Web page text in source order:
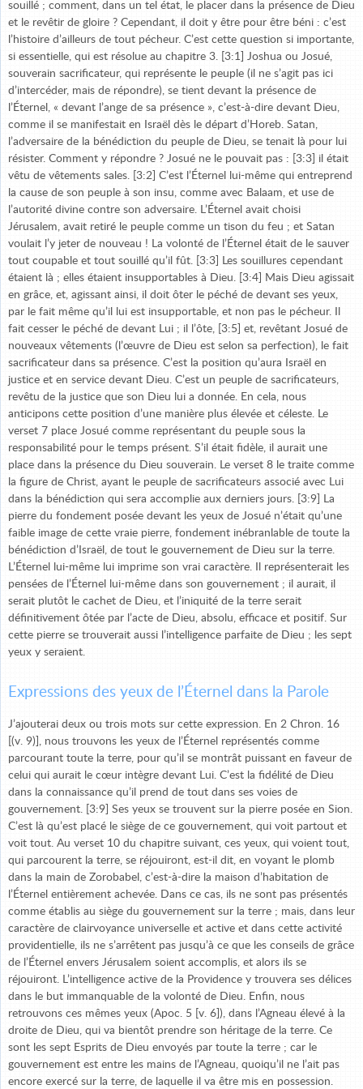
souillé ; comment, dans un tel état, le placer dans la présence de Dieu
et le revêtir de gloire ? Cependant, il doit y être pour être béni : c’est
l’histoire d’ailleurs de tout pécheur. C’est cette question si importante,
si essentielle, qui est résolue au chapitre 3. [3:1] Joshua ou Josué,
souverain sacrificateur, qui représente le peuple (il ne s’agit pas ici
d’intercéder, mais de répondre), se tient devant la présence de
l’Éternel, « devant l’ange de sa présence », c’est-à-dire devant Dieu,
comme il se manifestait en Israël dès le départ d’Horeb. Satan,
l’adversaire de la bénédiction du peuple de Dieu, se tenait là pour lui
résister. Comment y répondre ? Josué ne le pouvait pas : [3:3] il était
vêtu de vêtements sales. [3:2] C’est l’Éternel lui-même qui entreprend
la cause de son peuple à son insu, comme avec Balaam, et use de
l’autorité divine contre son adversaire. L’Éternel avait choisi
Jérusalem, avait retiré le peuple comme un tison du feu ; et Satan
voulait l’y jeter de nouveau ! La volonté de l’Éternel était de le sauver
tout coupable et tout souillé qu’il fût. [3:3] Les souillures cependant
étaient là ; elles étaient insupportables à Dieu. [3:4] Mais Dieu agissait
en grâce, et, agissant ainsi, il doit ôter le péché de devant ses yeux,
par le fait même qu’il lui est insupportable, et non pas le pécheur. Il
fait cesser le péché de devant Lui ; il l’ôte, [3:5] et, revêtant Josué de
nouveaux vêtements (l’œuvre de Dieu est selon sa perfection), le fait
sacrificateur dans sa présence. C’est la position qu’aura Israël en
justice et en service devant Dieu. C’est un peuple de sacrificateurs,
revêtu de la justice que son Dieu lui a donnée. En cela, nous
anticipons cette position d’une manière plus élevée et céleste. Le
verset 7 place Josué comme représentant du peuple sous la
responsabilité pour le temps présent. S’il était fidèle, il aurait une
place dans la présence du Dieu souverain. Le verset 8 le traite comme
la figure de Christ, ayant le peuple de sacrificateurs associé avec Lui
dans la bénédiction qui sera accomplie aux derniers jours. [3:9] La
pierre du fondement posée devant les yeux de Josué n’était qu’une
faible image de cette vraie pierre, fondement inébranlable de toute la
bénédiction d’Israël, de tout le gouvernement de Dieu sur la terre.
L’Éternel lui-même lui imprime son vrai caractère. Il représenterait les
pensées de l’Éternel lui-même dans son gouvernement ; il aurait, il
serait plutôt le cachet de Dieu, et l’iniquité de la terre serait
définitivement ôtée par l’acte de Dieu, absolu, efficace et positif. Sur
cette pierre se trouverait aussi l’intelligence parfaite de Dieu ; les sept
yeux y seraient.
Expressions des yeux de l’Éternel dans la Parole
J’ajouterai deux ou trois mots sur cette expression. En 2 Chron. 16
[(v. 9)], nous trouvons les yeux de l’Éternel représentés comme
parcourant toute la terre, pour qu’il se montrât puissant en faveur de
celui qui aurait le cœur intègre devant Lui. C’est la fidélité de Dieu
dans la connaissance qu’il prend de tout dans ses voies de
gouvernement. [3:9] Ses yeux se trouvent sur la pierre posée en Sion.
C’est là qu’est placé le siège de ce gouvernement, qui voit partout et
voit tout. Au verset 10 du chapitre suivant, ces yeux, qui voient tout,
qui parcourent la terre, se réjouiront, est-il dit, en voyant le plomb
dans la main de Zorobabel, c’est-à-dire la maison d’habitation de
l’Éternel entièrement achevée. Dans ce cas, ils ne sont pas présentés
comme établis au siège du gouvernement sur la terre ; mais, dans leur
caractère de clairvoyance universelle et active et dans cette activité
providentielle, ils ne s’arrêtent pas jusqu’à ce que les conseils de grâce
de l’Éternel envers Jérusalem soient accomplis, et alors ils se
réjouiront. L’intelligence active de la Providence y trouvera ses délices
dans le but immanquable de la volonté de Dieu. Enfin, nous
retrouvons ces mêmes yeux (Apoc. 5 [v. 6]), dans l’Agneau élevé à la
droite de Dieu, qui va bientôt prendre son héritage de la terre. Ce
sont les sept Esprits de Dieu envoyés par toute la terre ; car le
gouvernement est entre les mains de l’Agneau, quoiqu’il ne l’ait pas
encore exercé sur la terre, de laquelle il va être mis en possession.